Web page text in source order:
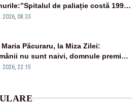
de paliație costă 199
de euro, nu 500 de milioane”
2026, 08:33
Păcuraru, la Miza Zilei:
nu sunt naivi, domnule premier
2026, 22:15